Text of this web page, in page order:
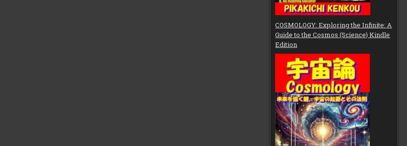
COSMOLOGY: Exploring the Infinite: A
Guide to the Cosmos (Science) Kindle
Edition